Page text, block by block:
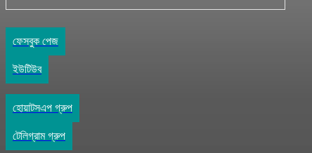
ফেসবুক পেজ
ইউটিউব
হোয়াটসএপ গ্রুপ
টেলিগ্রাম গ্রুপ